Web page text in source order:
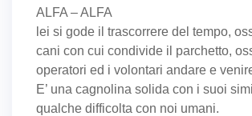
ALFA – ALFA
lei si gode il trascorrere del tempo,
cani con cui condivide il parchetto,
operatori ed i volontari andare e
E’ una cagnolina solida con i suoi
qualche difficolta con noi umani.